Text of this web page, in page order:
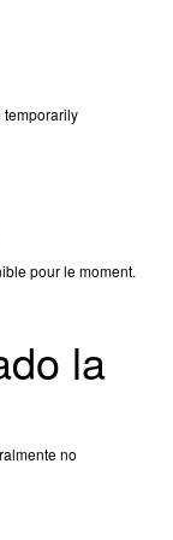
temporarily
pour le moment.
la
no